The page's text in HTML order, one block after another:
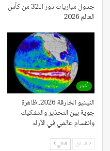
جدول مباريات دور الـ32 من كأس
العالم 2026
أخبار
النينيو الخارقة 2026..ظاهرة
جوية بين التحذير والتشكيك
وانقسام عالمي في الآراء
السابق التالي